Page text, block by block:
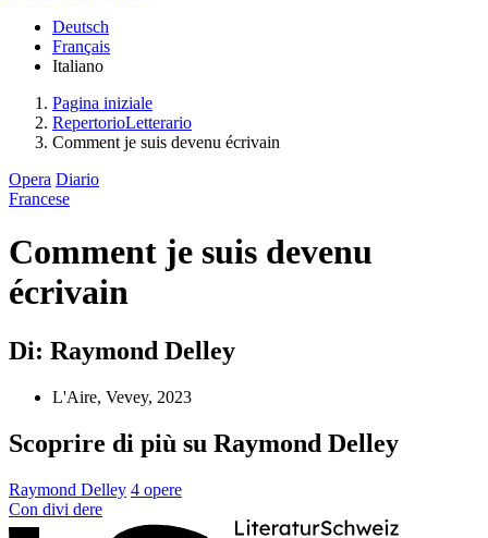
Deutsch
Français
Italiano
Pagina iniziale
RepertorioLetterario
Comment je suis devenu écrivain
Opera Diario
Francese
Comment je suis devenu
écrivain
Di: Raymond Delley
L'Aire, Vevey, 2023
Scoprire di più su Raymond Delley
Raymond Delley 4 opere
Con divi dere